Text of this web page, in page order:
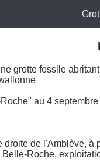
grotte fossile
au 4
de l'Amblève,
Belle-Roche,